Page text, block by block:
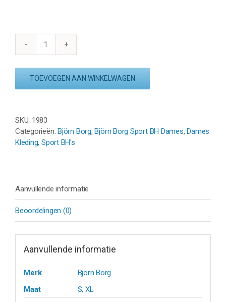
BJÖRN
MID
aantal
TOEVOEGEN AAN WINKELWAGEN
SKU: 1983
Categorieën: Björn Borg, Björn Borg Sport BH Dames, Dames
Kleding, Sport BH's
Aanvullende informatie
Beoordelingen (0)
Aanvullende informatie
Merk
Björn Borg
Maat
S, XL